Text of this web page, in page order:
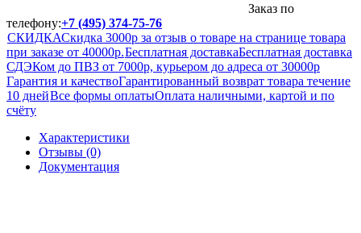
Заказ по
телефону:+7 (495) 374-75-76
СКИДКАСкидка 3000р за отзыв о товаре на странице товара
при заказе от 40000р.Бесплатная доставкаБесплатная доставка
СДЭКом до ПВЗ от 7000р, курьером до адреса от 30000р
Гарантия и качествоГарантированный возврат товара течение
10 днейВсе формы оплатыОплата наличными, картой и по
счёту
Характеристики
Отзывы (0)
Документация